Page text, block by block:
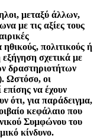
μεταξύ άλλων,
με τις αξίες τους
ηθικούς, πολιτικούς ή
σχετικά με
δραστηριοτήτων
Ωστόσο, οι
να έχουν
ότι, για παράδειγμα,
κεφάλαιο που
Συμφώνου του
κίνδυνο.